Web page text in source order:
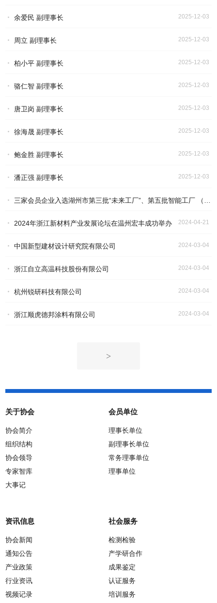
余爱民 副理事长 2025-12-03
周立 副理事长 2025-12-03
柏小平 副理事长 2025-12-03
骆仁智 副理事长 2025-12-03
唐卫岗 副理事长 2025-12-03
徐海晟 副理事长 2025-12-03
鲍金胜 副理事长 2025-12-03
潘正强 副理事长 2025-12-03
三家会员企业入选湖州市第三批“未来工厂”、第五批智能工厂 （数字化车间）名单
2024-04-25
2024年浙江新材料产业发展论坛在温州宏丰成功举办 2024-04-21
中国新型建材设计研究院有限公司 2024-03-04
浙江自立高温科技股份有限公司 2024-03-04
杭州锐研科技有限公司 2024-03-04
浙江顺虎德邦涂料有限公司 2024-03-04
>
关于协会
协会简介
组织结构
协会领导
专家智库
大事记
会员单位
理事长单位
副理事长单位
常务理事单位
理事单位
资讯信息
协会新闻
通知公告
产业政策
行业资讯
视频记录
社会服务
检测检验
产学研合作
成果鉴定
认证服务
培训服务